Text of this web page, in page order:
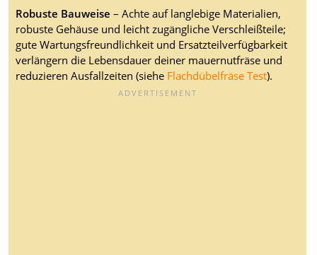
Robuste Bauweise – Achte auf langlebige Materialien,
robuste Gehäuse und leicht zugängliche Verschleißteile;
gute Wartungsfreundlichkeit und Ersatzteilverfügbarkeit
verlängern die Lebensdauer deiner mauernutfräse und
reduzieren Ausfallzeiten (siehe Flachdübelfräse Test).